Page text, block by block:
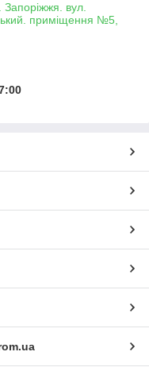
вул.
приміщення №5,